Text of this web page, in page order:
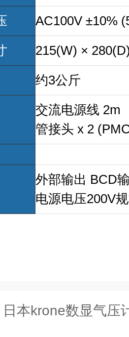
AC100V ±10%
215(W) ×
约3公斤
交流电源线 2m
管接头 x 2
外部输出 BCD
电源电压200V
日本krone数显气压计